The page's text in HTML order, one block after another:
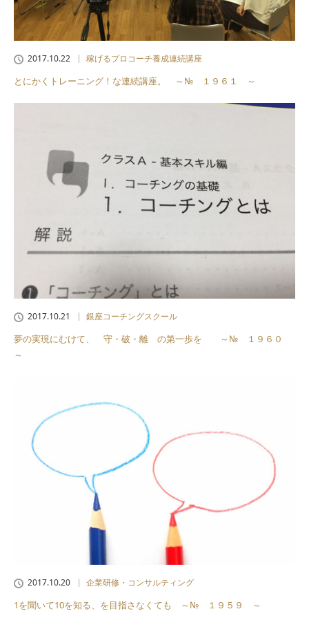
2017.10.22 稼げるプロコーチ養成連続講座
とにかくトレーニング！な連続講座。 ～№ １９６１ ～
2017.10.21 銀座コーチングスクール
夢の実現にむけて、 守・破・離 の第一歩を ～№ １９６０
～
2017.10.20 企業研修・コンサルティング
1を聞いて10を知る、を目指さなくても ～№ １９５９ ～